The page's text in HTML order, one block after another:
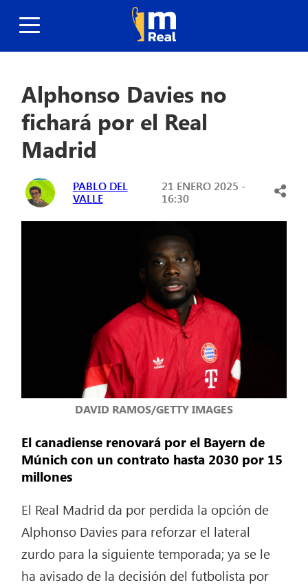
Alphonso Davies no
fichará por el Real
Madrid
PABLO DEL
VALLE
21 ENERO 2025 -
16:30
DAVID RAMOS/GETTY IMAGES
El canadiense renovará por el Bayern de
Múnich con un contrato hasta 2030 por 15
millones
El Real Madrid da por perdida la opción de
Alphonso Davies para reforzar el lateral
zurdo para la siguiente temporada; ya se le
ha avisado de la decisión del futbolista por